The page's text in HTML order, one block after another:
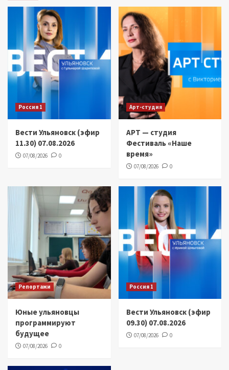
Россия 1
Вести Ульяновск (эфир
11.30) 07.08.2026
07/08/2026 0
Арт-студия
АРТ — студия
Фестиваль «Наше
время»
07/08/2026 0
Репортажи
Юные ульяновцы
программируют
будущее
07/08/2026 0
Россия 1
Вести Ульяновск (эфир
09.30) 07.08.2026
07/08/2026 0